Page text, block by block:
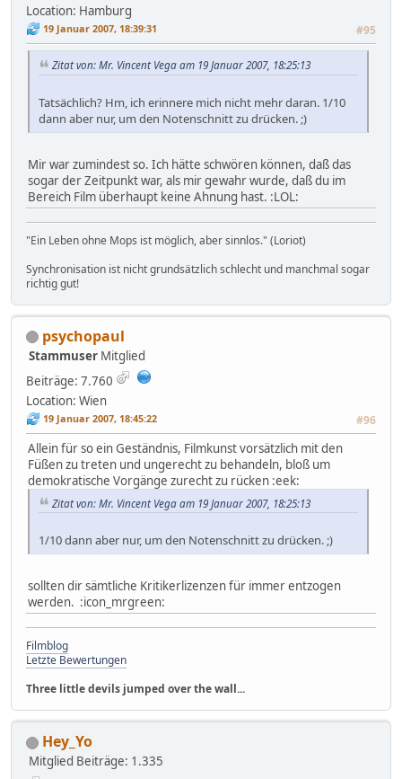
Location: Hamburg
19 Januar 2007, 18:39:31 #95
Zitat von: Mr. Vincent Vega am 19 Januar 2007, 18:25:13
Tatsächlich? Hm, ich erinnere mich nicht mehr daran. 1/10
dann aber nur, um den Notenschnitt zu drücken. ;)
Mir war zumindest so. Ich hätte schwören können, daß das
sogar der Zeitpunkt war, als mir gewahr wurde, daß du im
Bereich Film überhaupt keine Ahnung hast. :LOL:
"Ein Leben ohne Mops ist möglich, aber sinnlos." (Loriot)
Synchronisation ist nicht grundsätzlich schlecht und manchmal sogar
richtig gut!
psychopaul
Stammuser Mitglied
Beiträge: 7.760
Location: Wien
19 Januar 2007, 18:45:22 #96
Allein für so ein Geständnis, Filmkunst vorsätzlich mit den
Füßen zu treten und ungerecht zu behandeln, bloß um
demokratische Vorgänge zurecht zu rücken :eek:
Zitat von: Mr. Vincent Vega am 19 Januar 2007, 18:25:13
1/10 dann aber nur, um den Notenschnitt zu drücken. ;)
sollten dir sämtliche Kritikerlizenzen für immer entzogen
werden. :icon_mrgreen:
Filmblog
Letzte Bewertungen
Three little devils jumped over the wall...
Hey_Yo
Mitglied Beiträge: 1.335